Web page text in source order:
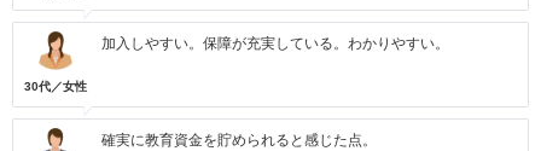
30代／女性
加入しやすい。保障が充実している。わかりやすい。
確実に教育資金を貯められると感じた点。